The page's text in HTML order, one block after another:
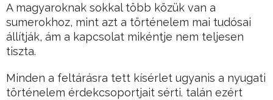
A magyaroknak sokkal több közük van a
sumerokhoz, mint azt a történelem mai tudósai
állítják, ám a kapcsolat mikéntje nem teljesen
tiszta.
Minden a feltárásra tett kísérlet ugyanis a nyugati
történelem érdekcsoportjait sérti. talán ezért